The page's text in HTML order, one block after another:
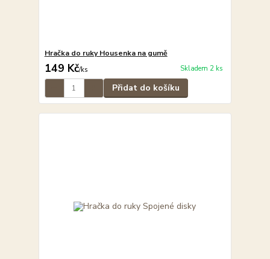
Hračka do ruky Housenka na gumě
149 Kč/ks Skladem 2 ks
Přidat do košíku